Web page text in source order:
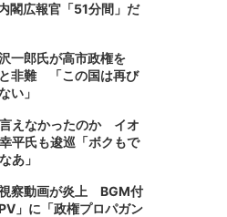
閣広報官「51分間」だ
一郎氏が高市政権を
と非難 「この国は再び
い」
えなかったのか イオ
平氏も逡巡「ボクもで
あ」
察動画が炎上 BGM付
」に「政権プロパガン